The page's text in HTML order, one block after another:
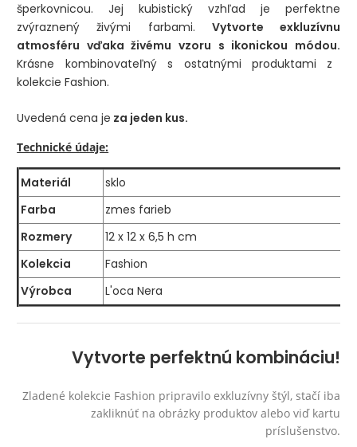
šperkovnicou. Jej kubistický vzhľad je perfektne
zvýraznený živými farbami. Vytvorte exkluzívnu
atmosféru vďaka živému vzoru s ikonickou módou.
Krásne kombinovateľný s ostatnými produktami z
kolekcie Fashion.
Uvedená cena je za jeden kus.
Technické údaje:
Materiál
sklo
Farba
zmes farieb
Rozmery
12 x 12 x 6,5 h cm
Kolekcia
Fashion
Výrobca
L'oca Nera
Vytvorte perfektnú kombináciu!
Zladené kolekcie Fashion pripravilo exkluzívny štýl, stačí iba
zakliknúť na obrázky produktov alebo viď kartu
príslušenstvo.